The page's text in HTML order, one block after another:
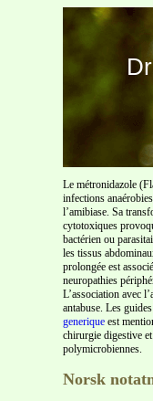
Le métronidazole
infections
l’amibiase. Sa
cytotoxiques
bactérien ou
les tissus
prolongée est
neuropathies
L’association avec
antabuse. Les
generique est
chirurgie digestive
polymicrobiennes.
Norsk